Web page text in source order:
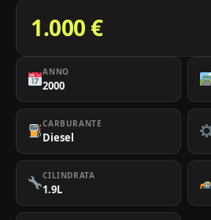
1.000 €
ANNO
2000
CARBURANTE
Diesel
CILINDRATA
1.9L